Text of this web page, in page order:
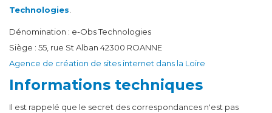
Technologies
Dénomination : e-Obs Technologies
Siège : 55, rue St Alban 42300 ROANNE
Agence de création de sites internet dans la Loire
Informations techniques
Il est rappelé que le secret des correspondances n'est pas